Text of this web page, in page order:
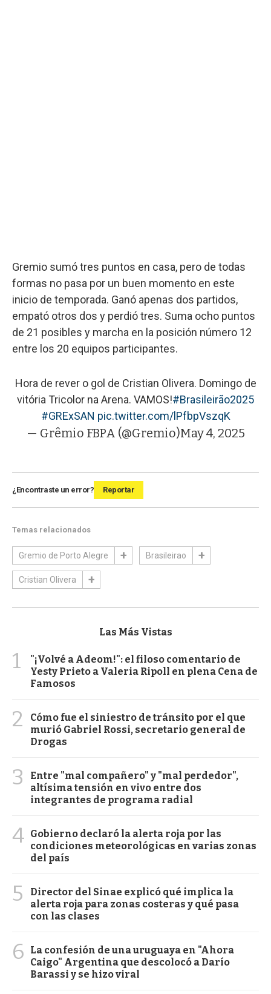
Gremio sumó tres puntos en casa, pero de todas
formas no pasa por un buen momento en este
inicio de temporada. Ganó apenas dos partidos,
empató otros dos y perdió tres. Suma ocho puntos
de 21 posibles y marcha en la posición número 12
entre los 20 equipos participantes.
Hora de rever o gol de Cristian Olivera. Domingo de
vitória Tricolor na Arena. VAMOS!#Brasileirão2025
#GRExSAN pic.twitter.com/lPfbpVszqK
— Grêmio FBPA (@Gremio)May 4, 2025
¿Encontraste un error? Reportar
Temas relacionados
Gremio de Porto Alegre Brasileirao
Cristian Olivera
Las Más Vistas
1
"¡Volvé a Adeom!": el filoso comentario de
Yesty Prieto a Valeria Ripoll en plena Cena de
Famosos
2
Cómo fue el siniestro de tránsito por el que
murió Gabriel Rossi, secretario general de
Drogas
3
Entre "mal compañero" y "mal perdedor",
altísima tensión en vivo entre dos
integrantes de programa radial
4 Gobierno declaró la alerta roja por las
condiciones meteorológicas en varias zonas
del país
5
Director del Sinae explicó qué implica la
alerta roja para zonas costeras y qué pasa
con las clases
6
La confesión de una uruguaya en "Ahora
Caigo" Argentina que descolocó a Darío
Barassi y se hizo viral